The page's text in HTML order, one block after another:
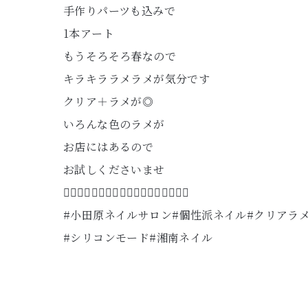
手作りパーツも込みで
1本アート
もうそろそろ春なので
キラキララメラメが気分です
クリア＋ラメが◎
いろんな色のラメが
お店にはあるので
お試しくださいませ
🧚‍♀️🧚‍♀️🧚‍♀️🧚‍♀️🧚‍♀️🧚‍♀️🧚‍♀️🧚‍♀️🧚‍♀️
#小田原ネイルサロン#個性派ネイル#クリアラ
#シリコンモード#湘南ネイル